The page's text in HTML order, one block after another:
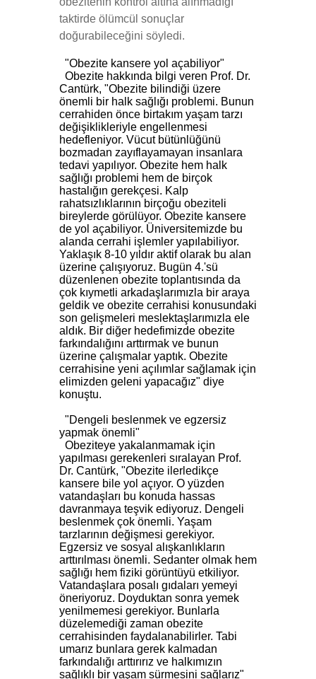
taktirde ölümcül sonuçlar
doğurabileceğini söyledi.
"Obezite kansere yol açabiliyor"
Obezite hakkında bilgi veren Prof. Dr.
Cantürk, "Obezite bilindiği üzere
önemli bir halk sağlığı problemi. Bunun
cerrahiden önce birtakım yaşam tarzı
değişiklikleriyle engellenmesi
hedefleniyor. Vücut bütünlüğünü
bozmadan zayıflayamayan insanlara
tedavi yapılıyor. Obezite hem halk
sağlığı problemi hem de birçok
hastalığın gerekçesi. Kalp
rahatsızlıklarının birçoğu obeziteli
bireylerde görülüyor. Obezite kansere
de yol açabiliyor. Üniversitemizde bu
alanda cerrahi işlemler yapılabiliyor.
Yaklaşık 8-10 yıldır aktif olarak bu alan
üzerine çalışıyoruz. Bugün 4.'sü
düzenlenen obezite toplantısında da
çok kıymetli arkadaşlarımızla bir araya
geldik ve obezite cerrahisi konusundaki
son gelişmeleri meslektaşlarımızla ele
aldık. Bir diğer hedefimizde obezite
farkındalığını arttırmak ve bunun
üzerine çalışmalar yaptık. Obezite
cerrahisine yeni açılımlar sağlamak için
elimizden geleni yapacağız" diye
konuştu.
"Dengeli beslenmek ve egzersiz
yapmak önemli"
Obeziteye yakalanmamak için
yapılması gerekenleri sıralayan Prof.
Dr. Cantürk, "Obezite ilerledikçe
kansere bile yol açıyor. O yüzden
vatandaşları bu konuda hassas
davranmaya teşvik ediyoruz. Dengeli
beslenmek çok önemli. Yaşam
tarzlarının değişmesi gerekiyor.
Egzersiz ve sosyal alışkanlıkların
arttırılması önemli. Sedanter olmak hem
sağlığı hem fiziki görüntüyü etkiliyor.
Vatandaşlara posalı gıdaları yemeyi
öneriyoruz. Doyduktan sonra yemek
yenilmemesi gerekiyor. Bunlarla
düzelemediği zaman obezite
cerrahisinden faydalanabilirler. Tabi
umarız bunlara gerek kalmadan
farkındalığı arttırırız ve halkımızın
sağlıklı bir yaşam sürmesini sağlarız"